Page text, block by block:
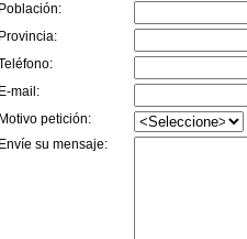
Población:
Provincia:
E-mail:
Motivo petición:
Envíe su mensaje: